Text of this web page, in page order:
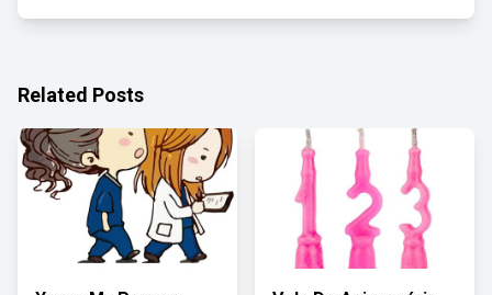
Related Posts